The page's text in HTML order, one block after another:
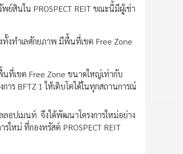
ย์สินใน PROSPECT REIT ขณะนี้มีผู้เช่า
ทั้งทำเลศักยภาพ มีพื้นที่เขต Free Zone
ที่เขต Free Zone ขนาดใหญ่เท่ากับ
ร BFTZ 1 ให้เติบโตได้ในทุกสถานการณ์
ลอปเมนท์ จึงได้พัฒนาโครงการใหม่อย่าง
ใหม่ ที่กองทรัสต์ PROSPECT REIT